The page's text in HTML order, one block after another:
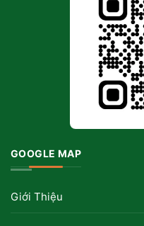
GOOGLE MAP
Giới Thiệu